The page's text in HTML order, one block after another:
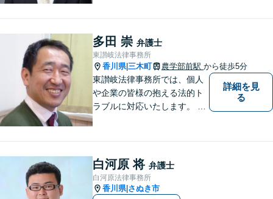
不安な思いを抱えられている
多田 崇 弁護士
東讃岐法律事務所
香川県| 三木町 農学部前駅 から徒歩5分
東讃岐法律事務所では、個人
や企業の皆様の抱える法的ト
ラブルに対応いたします。 高
詳細を見
る
白河原 将 弁護士
白河原法律事務所
香川県| さぬき市